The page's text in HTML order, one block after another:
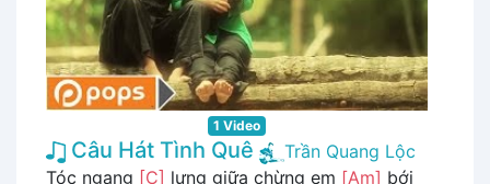
1 Video
Câu Hát Tình Quê
Trần Quang Lộc
Tóc ngang [C] lưng giữa chừng em [Am] bới